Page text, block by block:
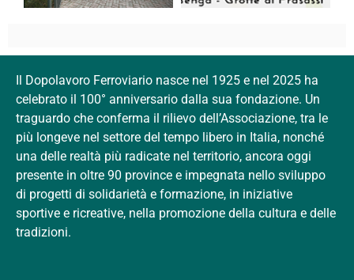
Il Dopolavoro Ferroviario nasce nel 1925 e nel 2025 ha
celebrato il 100° anniversario dalla sua fondazione. Un
traguardo che conferma il rilievo dell’Associazione, tra le
più longeve nel settore del tempo libero in Italia, nonché
una delle realtà più radicate nel territorio, ancora oggi
presente in oltre 90 province e impegnata nello sviluppo
di progetti di solidarietà e formazione, in iniziative
sportive e ricreative, nella promozione della cultura e delle
tradizioni.